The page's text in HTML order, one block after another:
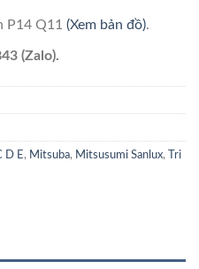
P14 Q11 (Xem bản đồ).
(Zalo).
D E , Mitsuba, Mitsusumi Sanlux,
Tri